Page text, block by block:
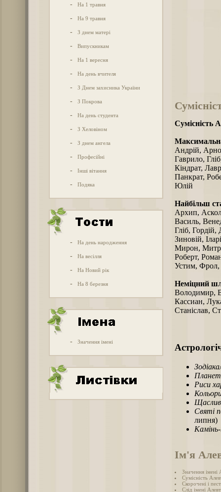
- На 1 травня
- На 9 травня
- З днем матері
- Випускникам
- На 1 вересня
- На день вчителя
- З Днем захисника України
- З Покрова
- На день студента
- З Хеловіном
- З днем ангела
- Професійні
- Інші вітання
- Подяка
- На день народження
- На весілля
- На Новий рік
- На 8 березня
- Значення імені
Сумісність
Андрій,
Гаврило,
Кіндрат,
Панкрат,
Юлій
Найбільш
Архип,
Василь,
Гліб,
Зиновій,
Мирон,
Роберт,
Устим, Фрол,
Неміцний
Володимир,
Кассиан,
Станіслав,
Риси
Святі
липня)
Ім'я
Значення імені
Сумісність
Скорочені і
Слід імені